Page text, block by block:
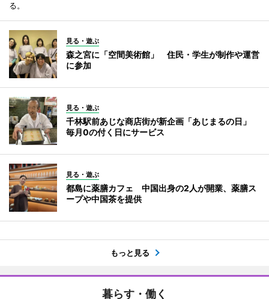
る。
見る・遊ぶ
森之宮に「空間美術館」 住民・学生が制作や運営
に参加
見る・遊ぶ
千林駅前あじな商店街が新企画「あじまるの日」
毎月0の付く日にサービス
見る・遊ぶ
都島に薬膳カフェ 中国出身の2人が開業、薬膳ス
ープや中国茶を提供
もっと見る
暮らす・働く